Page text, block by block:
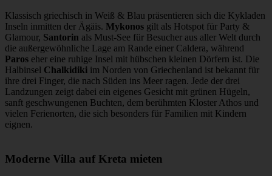
Klassisch griechisch in Weiß & Blau präsentieren sich die Kykladen
Inseln inmitten der Ägäis. Mykonos gilt als Hotspot für Party &
Glamour, Santorin als Must-See für Besucher aus aller Welt durch
die außergewöhnliche Lage am Rande einer Caldera, während
Paros eher eine ruhige Insel mit hübschen kleinen Dörfern ist. Die
Halbinsel Chalkidiki im Norden von Griechenland ist bekannt für
ihre drei Finger, die nach Süden ins Meer ragen. Jede der drei
Landzungen zeigt dabei ein eigenes Gesicht mit grünen Hügeln,
sanft geschwungenen Buchten, dem berühmten Kloster Athos und
vielen Ferienorten, die sich besonders für Familien mit Kindern
eignen.
Moderne Villa auf Kreta mieten